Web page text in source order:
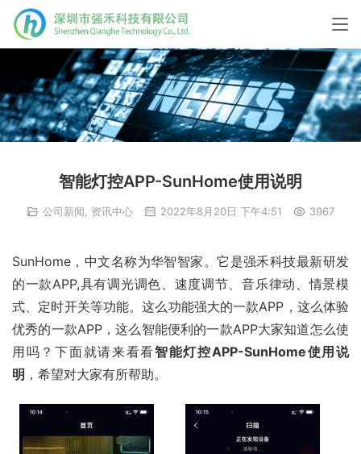
智能灯控APP-SunHome使用说明
公司新闻 资讯中心 2022年8月20日 下午4:51 3967
SunHome，中文名称为华智智家。它是强禾科技最新研发
的一款APP,具有调光调色、速度调节、音乐律动、情景模
式、定时开关等功能。这么功能强大的一款APP，这么体验
优秀的一款APP，这么智能便利的一款APP大家知道怎么使
用吗？下面就请来看看智能灯控APP-SunHome使用说
明 ，希望对大家有所帮助。